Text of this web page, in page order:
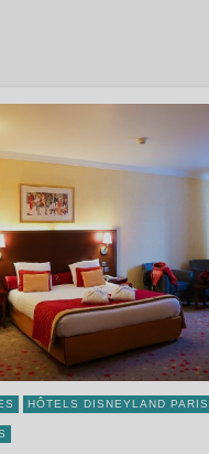
HÔTELS DISNEYLAND PARIS